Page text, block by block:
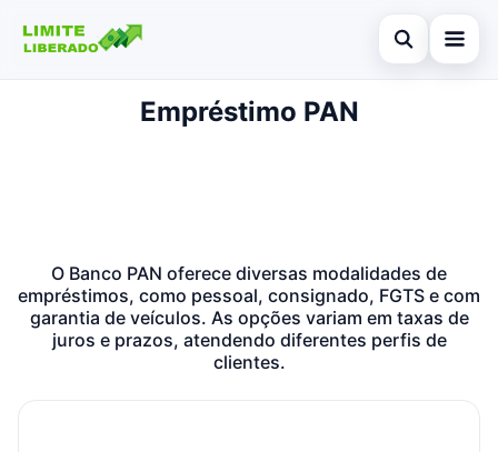
Abrir busca
Legal
Empréstimo PAN
O Banco PAN oferece diversas modalidades de
empréstimos, como pessoal, consignado, FGTS e com
garantia de veículos. As opções variam em taxas de
juros e prazos, atendendo diferentes perfis de
clientes.